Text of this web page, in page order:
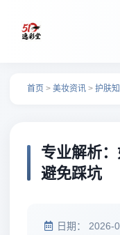
首页 > 美妆资讯 > 护肤
专业解析
避免踩坑
日期： 2026-